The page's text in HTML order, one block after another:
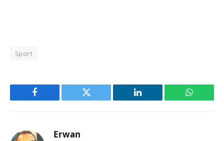
Sport
Facebook Twitter LinkedIn
Erwan